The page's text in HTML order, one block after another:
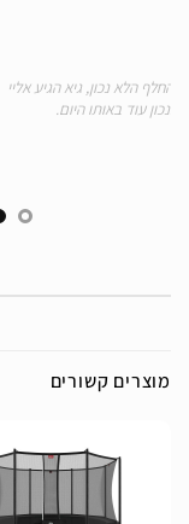
אליי
מוצרים קשורים